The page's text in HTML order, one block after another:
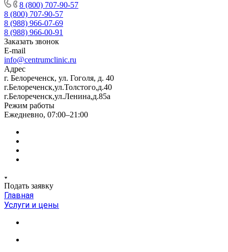
8 (800) 707-90-57
8 (800) 707-90-57
8 (988) 966-07-69
8 (988) 966-00-91
Заказать звонок
E-mail
info@centrumclinic.ru
Адрес
г. Белореченск, ул. Гоголя, д. 40
г.Белореченск,ул.Толстого,д.40
г.Белореченск,ул.Ленина,д.85а
Режим работы
Ежедневно, 07:00–21:00
Подать заявку
Главная
Услуги и цены